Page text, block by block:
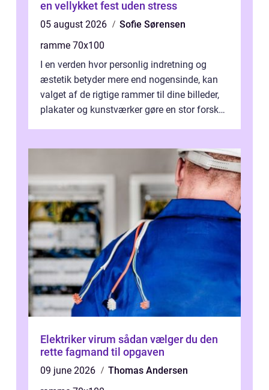
en vellykket fest uden stress
05 august 2026
Sofie Sørensen
ramme 70x100
I en verden hvor personlig indretning og
æstetik betyder mere end nogensinde, kan
valget af de rigtige rammer til dine billeder,
plakater og kunstværker gøre en stor forskel.
Elektriker virum sådan vælger du den
rette fagmand til opgaven
09 june 2026
Thomas Andersen